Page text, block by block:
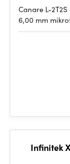
Canare L-
6,00 mm
Infinitek